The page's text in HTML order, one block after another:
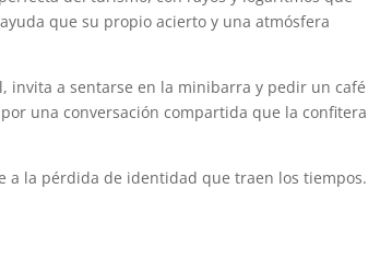
que su propio acierto y una atmósfera
a sentarse en la minibarra y pedir un café
una conversación compartida que la confitera
a la pérdida de identidad que traen los tiempos.